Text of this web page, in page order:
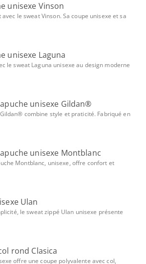
unisexe Vinson
le sweat Vinson. Sa coupe unisexe et sa
unisexe Laguna
le sweat Laguna unisexe au design moderne
unisexe Gildan®
combine style et praticité. Fabriqué en
unisexe Montblanc
Montblanc, unisexe, offre confort et
Ulan
le sweat zippé Ulan unisexe présente
rond Clasica
offre une coupe polyvalente avec col,